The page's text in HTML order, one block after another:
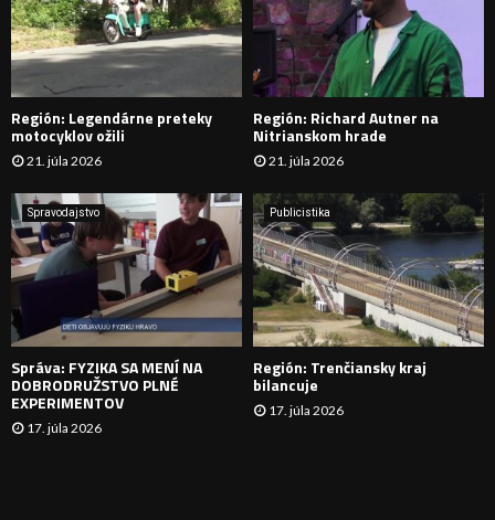
D
A
N
I
E
Región: Legendárne preteky
motocyklov ožili
21. júla 2026
Región: Richard Autner na
Nitrianskom hrade
21. júla 2026
Spravodajstvo
Správa: FYZIKA SA MENÍ NA
DOBRODRUŽSTVO PLNÉ
EXPERIMENTOV
17. júla 2026
Publicistika
Región: Trenčiansky kraj
bilancuje
17. júla 2026